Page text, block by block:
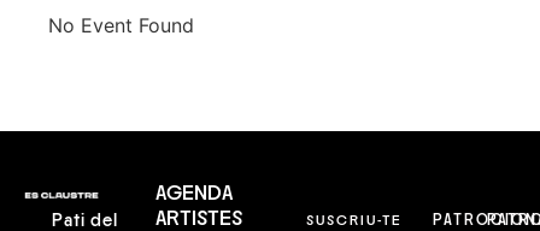
No Event Found
Pati del
AGENDA
ARTISTES
SUSCRIU-TE